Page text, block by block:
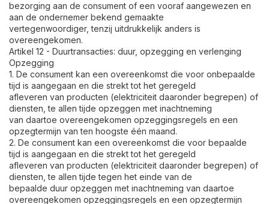
bezorging aan de consument of een vooraf aangewezen en
aan de ondernemer bekend gemaakte
vertegenwoordiger, tenzij uitdrukkelijk anders is
overeengekomen.
Artikel 12 - Duurtransacties: duur, opzegging en verlenging
Opzegging
1. De consument kan een overeenkomst die voor onbepaalde
tijd is aangegaan en die strekt tot het geregeld
afleveren van producten (elektriciteit daaronder begrepen) of
diensten, te allen tijde opzeggen met inachtneming
van daartoe overeengekomen opzeggingsregels en een
opzegtermijn van ten hoogste één maand.
2. De consument kan een overeenkomst die voor bepaalde
tijd is aangegaan en die strekt tot het geregeld
afleveren van producten (elektriciteit daaronder begrepen) of
diensten, te allen tijde tegen het einde van de
bepaalde duur opzeggen met inachtneming van daartoe
overeengekomen opzeggingsregels en een opzegtermijn